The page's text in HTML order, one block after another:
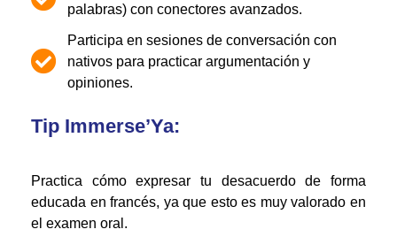
palabras) con conectores avanzados.
Participa en sesiones de conversación con
nativos para practicar argumentación y
opiniones.
Tip Immerse’Ya:
Practica cómo expresar tu desacuerdo de forma
educada en francés, ya que esto es muy valorado en
el examen oral.